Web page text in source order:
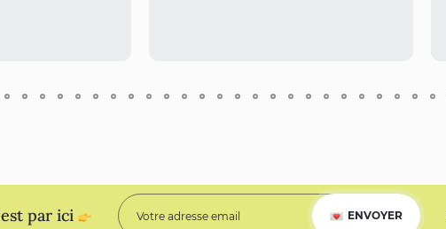
par ici ENVOYER